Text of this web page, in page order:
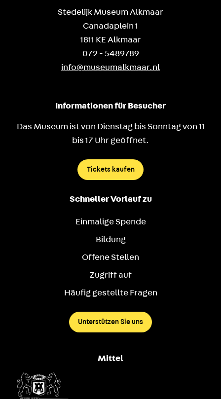
Stedelijk Museum Alkmaar
Canadaplein 1
1811 KE Alkmaar
072 - 5489789
info@museumalkmaar.nl
Informationen für Besucher
Das Museum ist von Dienstag bis Sonntag von 11
bis 17 Uhr geöffnet.
Tickets kaufen
Schneller Vorlauf zu
Einmalige Spende
Bildung
Offene Stellen
Zugriff auf
Häufig gestellte Fragen
Unterstützen Sie uns
Mittel